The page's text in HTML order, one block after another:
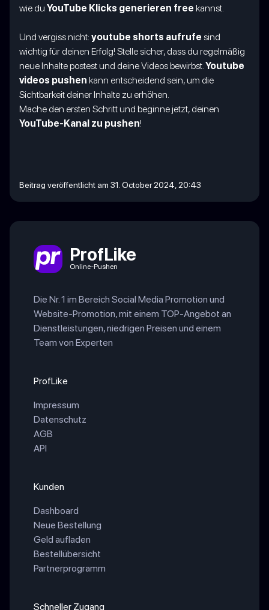
wie du YouTube Klicks generieren free kannst.
Und vergiss nicht: youtube shorts aufrufe sind
wichtig für deinen Erfolg! Stelle sicher, dass du regelmäßig
neue Inhalte postest und deine Videos bewirbst.Youtube
videos pushen kann entscheidend sein, um die
Sichtbarkeit deiner Inhalte zu erhöhen.
Mache den ersten Schritt und beginne jetzt, deinen
YouTube-Kanal zu pushen!
Beitrag veröffentlicht am 31. October 2024, 20:43
ProfLike
Online-Pushen
Die Nr. 1 im Bereich Social Media Promotion und
Website-Promotion, mit einem TOP-Angebot an
Dienstleistungen, niedrigen Preisen und einem
Team von Experten
ProfLike
Impressum
Datenschutz
AGB
API
Kunden
Dashboard
Neue Bestellung
Geld aufladen
Bestellübersicht
Partnerprogramm
Schneller Zugang